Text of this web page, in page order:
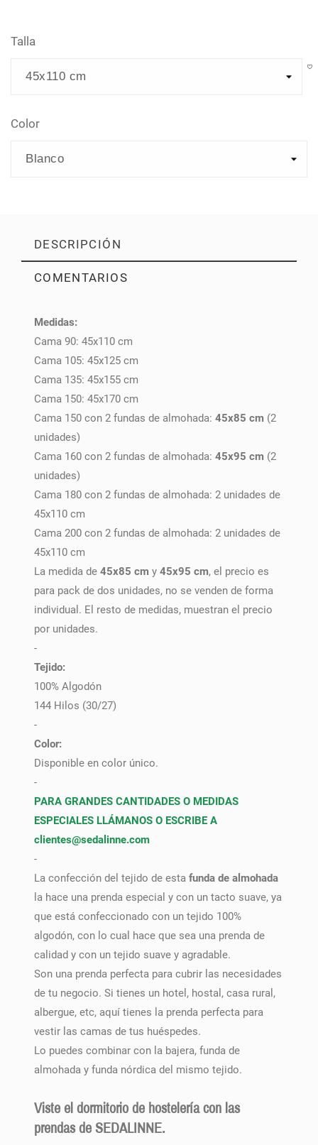
Talla
Color
DESCRIPCIÓN
COMENTARIOS
Medidas:
Cama 90: 45x110 cm
Cama 105: 45x125 cm
Cama 135: 45x155 cm
Cama 150: 45x170 cm
Cama 150 con 2 fundas de almohada: 45x85 cm (2
unidades)
Cama 160 con 2 fundas de almohada: 45x95 cm (2
unidades)
Cama 180 con 2 fundas de almohada: 2 unidades de
45x110 cm
Cama 200 con 2 fundas de almohada: 2 unidades de
45x110 cm
La medida de 45x85 cm y 45x95 cm, el precio es
para pack de dos unidades, no se venden de forma
individual. El resto de medidas, muestran el precio
por unidades.
-
Tejido:
100% Algodón
144 Hilos (30/27)
-
Color:
Disponible en color único.
-
PARA GRANDES CANTIDADES O MEDIDAS
ESPECIALES LLÁMANOS O ESCRIBE A
clientes@sedalinne.com
-
La confección del tejido de esta funda de almohada
la hace una prenda especial y con un tacto suave, ya
que está confeccionado con un tejido 100%
algodón, con lo cual hace que sea una prenda de
calidad y con un tejido suave y agradable.
Son una prenda perfecta para cubrir las necesidades
de tu negocio. Si tienes un hotel, hostal, casa rural,
albergue, etc, aquí tienes la prenda perfecta para
vestir las camas de tus huéspedes.
Lo puedes combinar con la bajera, funda de
almohada y funda nórdica del mismo tejido.
Viste el dormitorio de hostelería con las
prendas de SEDALINNE.
PULSE AQUÍ PARA DEJAR SU OPINIÓN